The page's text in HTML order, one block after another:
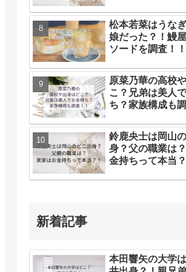
松本若菜はうな
娘だった？！鰻
ソードを調査！！
原菜乃華の高校
こ？兄弟は美人
ち？家族構成も
鈴鹿央士は岡山
身？父の職業は
金持ちって本当？
新着記事
本田響矢の大学